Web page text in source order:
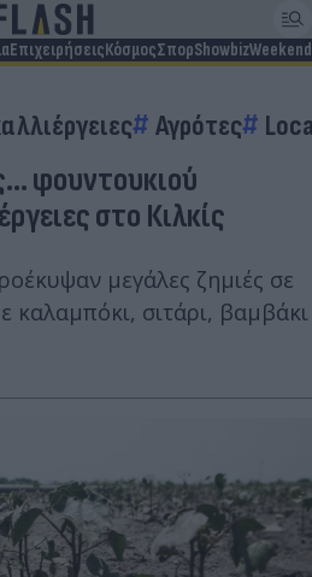
ΕπιχειρήσειςΚόσμοςΣπορShowbizWeekend
Αγρότες
φουντουκιού
στο Κιλκίς
μεγάλες ζημιές σε
καλαμπόκι, σιτάρι, βαμβάκι